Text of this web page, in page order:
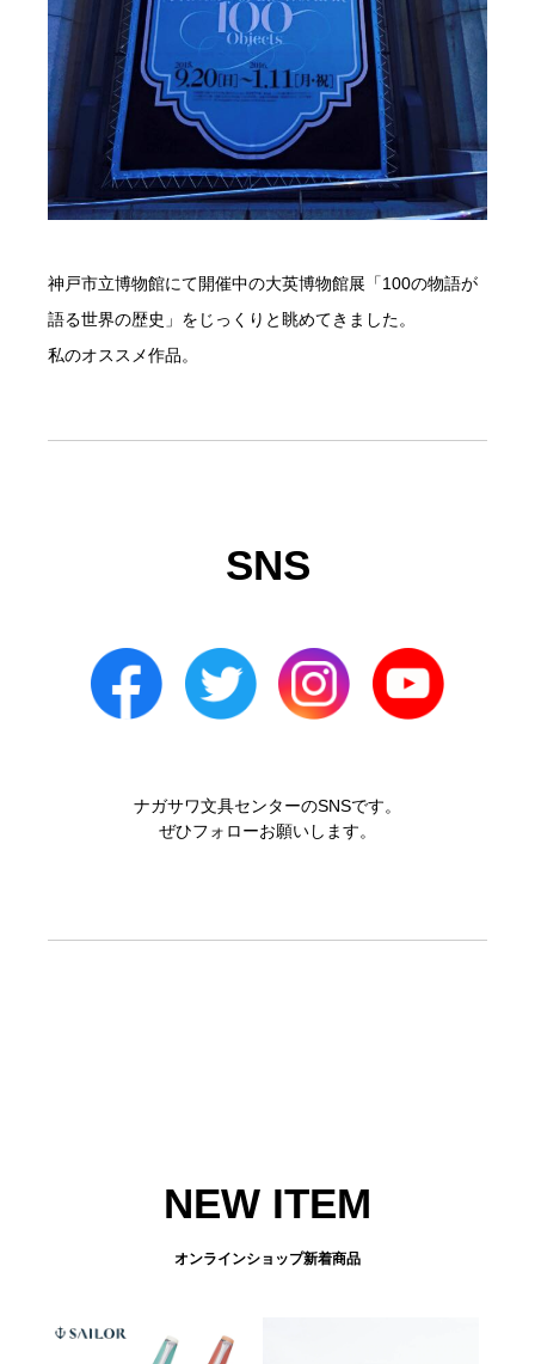
神戸市立博物館にて開催中の大英博物館展「100の物語が
語る世界の歴史」をじっくりと眺めてきました。
私のオススメ作品。
SNS
ナガサワ文具センターのSNSです。
ぜひフォローお願いします。
NEW ITEM
オンラインショップ新着商品